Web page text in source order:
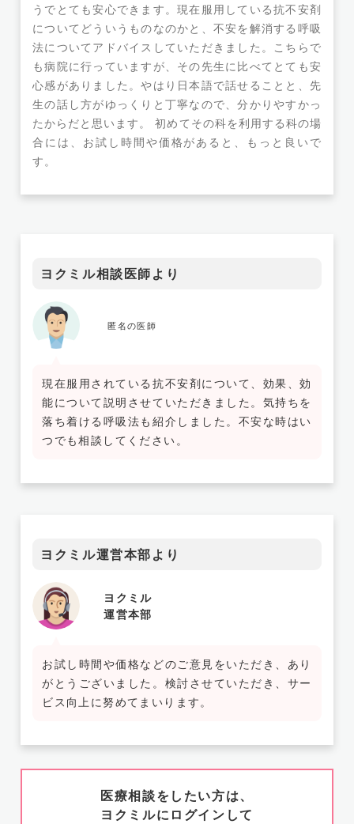
うでとても安心できます。現在服用している抗不安剤
についてどういうものなのかと、不安を解消する呼吸
法についてアドバイスしていただきました。こちらで
も病院に行っていますが、その先生に比べてとても安
心感がありました。やはり日本語で話せることと、先
生の話し方がゆっくりと丁寧なので、分かりやすかっ
たからだと思います。 初めてその科を利用する科の場
合には、お試し時間や価格があると、もっと良いで
す。
ヨクミル相談医師より
現在服用されている抗不安剤について、効果、効
能について説明させていただきました。気持ちを
落ち着ける呼吸法も紹介しました。不安な時はい
つでも相談してください。
匿名の医師
ヨクミル運営本部より
お試し時間や価格などのご意見をいただき、あり
がとうございました。検討させていただき、サー
ビス向上に努めてまいります。
ヨクミル
運営本部
医療相談をしたい方は、
ヨクミルにログインして